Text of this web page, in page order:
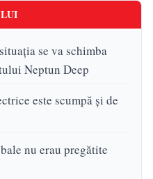
se va schimba
Neptun Deep
este scumpă și de
nu erau pregătite